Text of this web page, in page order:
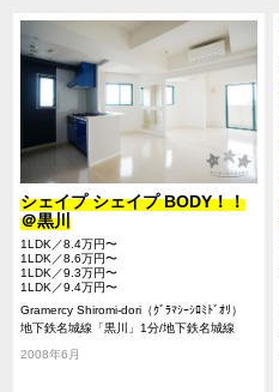
シェイプ シェイプ BODY！！
＠黒川
1LDK／8.4万円〜
1LDK／8.6万円〜
1LDK／9.3万円〜
1LDK／9.4万円〜
Gramercy Shiromi-dori（ｸﾞﾗﾏｼｰｼﾛﾐﾄﾞｵﾘ）
地下鉄名城線「黒川」1分/地下鉄名城線
通」4分
2008年6月